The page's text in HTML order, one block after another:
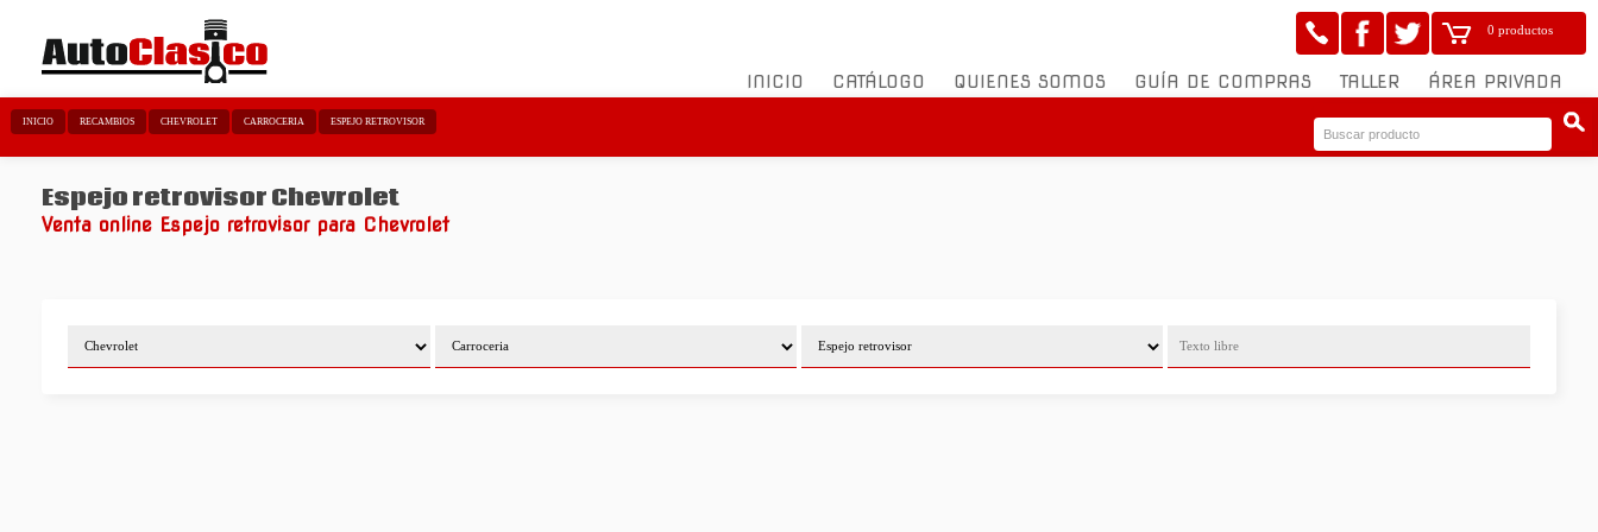
0 productos
INICIO CATÁLOGO QUIENES SOMOS GUÍA DE COMPRAS TALLER ÁREA PRIVADA
INICIO RECAMBIOS CHEVROLET CARROCERIA ESPEJO RETROVISOR
Espejo retrovisor Chevrolet
Venta online Espejo retrovisor para Chevrolet